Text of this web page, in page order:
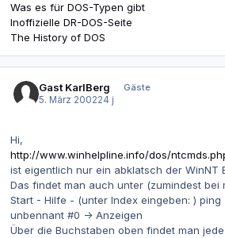
Was es für DOS-Typen gibt
Inoffizielle DR-DOS-Seite
The History of DOS
Gast KarlBerg
Gäste
5. März 200224 j
Hi,
http://www.winhelpline.info/dos/
ist eigentlich nur ein abklatsch der WinNT
Das findet man auch unter (zumindest bei
Start - Hilfe - (unter Index eingeben: ) ping
unbennant #0 -> Anzeigen
Über die Buchstaben oben findet man